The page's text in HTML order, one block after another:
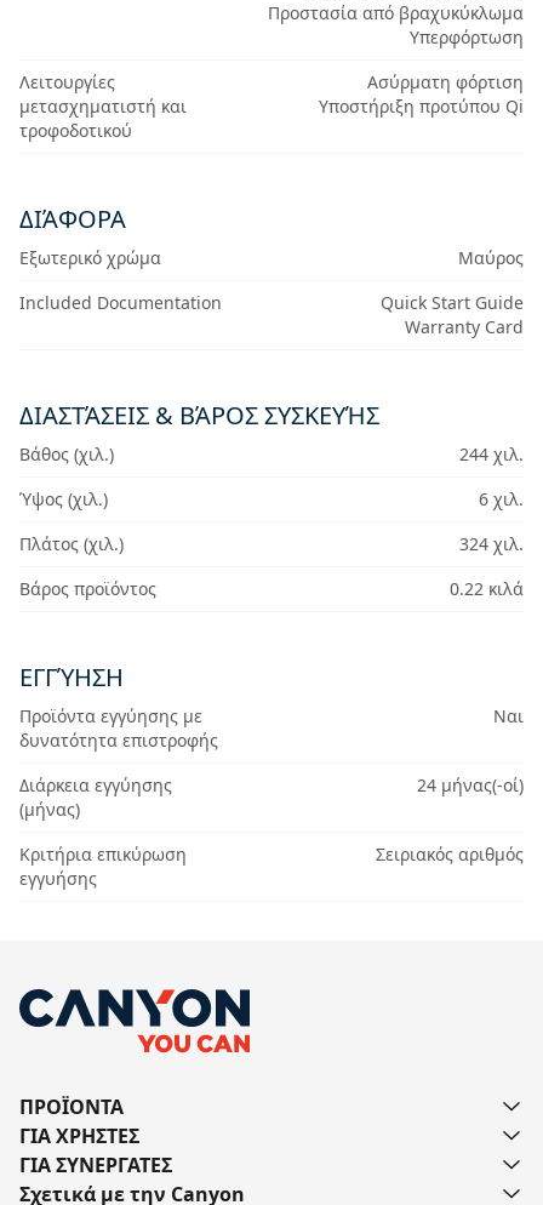
Προστασία από βραχυκύκλωμα
Υπερφόρτωση
Λειτουργίες
μετασχηματιστή και
τροφοδοτικού
Ασύρματη φόρτιση
Υποστήριξη προτύπου Qi
ΔΙΆΦΟΡΑ
Εξωτερικό χρώμα
Μαύρος
Included Documentation
Quick Start Guide
Warranty Card
ΔΙΑΣΤΆΣΕΙΣ & ΒΆΡΟΣ ΣΥΣΚΕΥΉΣ
Βάθος (χιλ.)
244 χιλ.
Ύψος (χιλ.)
6 χιλ.
Πλάτος (χιλ.)
324 χιλ.
Βάρος προϊόντος
0.22 κιλά
ΕΓΓΎΗΣΗ
Προϊόντα εγγύησης με
δυνατότητα επιστροφής
Ναι
Διάρκεια εγγύησης
(μήνας)
24 μήνας(-οί)
Κριτήρια επικύρωση
εγγυήσης
Σειριακός αριθμός
ΠΡΟΪΟΝΤΑ
ΓΙΑ ΧΡΗΣΤΕΣ
ΓΙΑ ΣΥΝΕΡΓΑΤΕΣ
Σχετικά με την Canyon